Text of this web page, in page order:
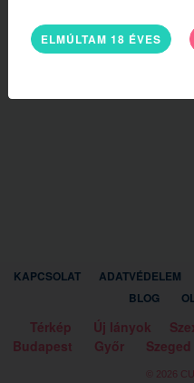
KAPCSOLAT ADATVÉDELEM
BLOG
Térkép Új lányok
Budapest
Győr Szeged
© 2026
ELMÚLTAM 18 ÉVES